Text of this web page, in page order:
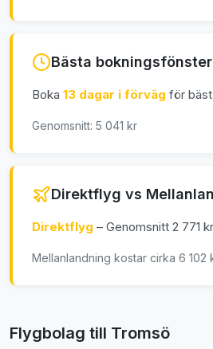
Bästa bokningsfönster
Boka 13 dagar i förväg för
Genomsnitt: 5 041 kr
Direktflyg vs
Direktflyg – Genomsnitt 2 771 kr
Mellanlandning kostar cirka 6 102
Flygbolag till Tromsö